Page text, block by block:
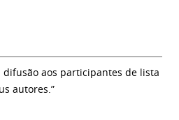
difusão aos participantes de lista
autores.”